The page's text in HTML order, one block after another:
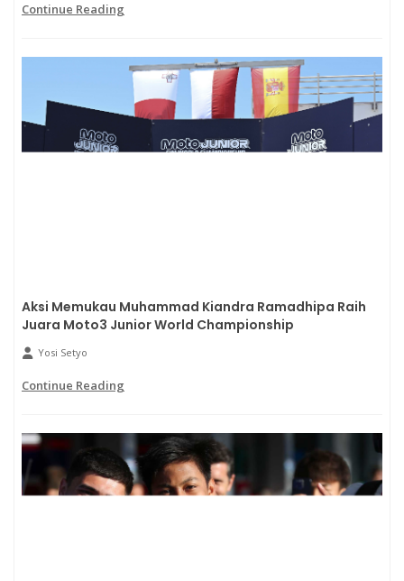
Continue Reading
Aksi Memukau Muhammad Kiandra Ramadhipa Raih
Juara Moto3 Junior World Championship
Yosi Setyo
Continue Reading